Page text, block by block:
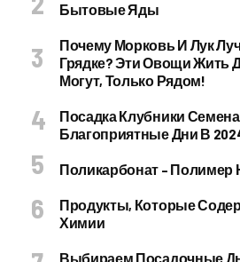
Бытовые Яды
Почему Морковь И Лук
Грядке? Эти Овощи Жить
Могут, Только Рядом!
Посадка Клубники
Благоприятные Дни В
Поликарбонат – Полимер
Продукты, Которые
Химии
Выбираем Посадочные